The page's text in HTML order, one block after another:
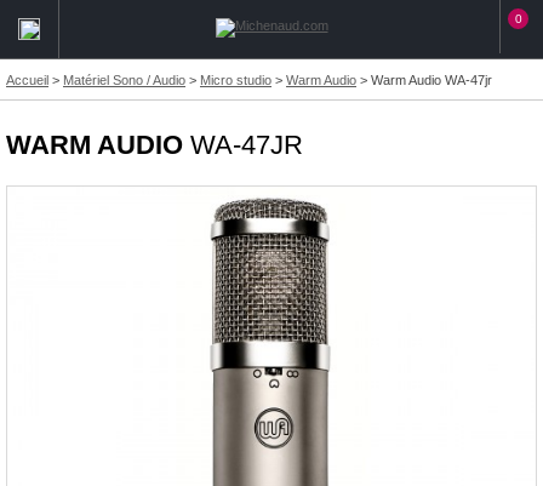
0
Accueil > Matériel Sono / Audio > Micro studio > Warm Audio > Warm Audio WA-47jr
WARM AUDIO WA-47JR